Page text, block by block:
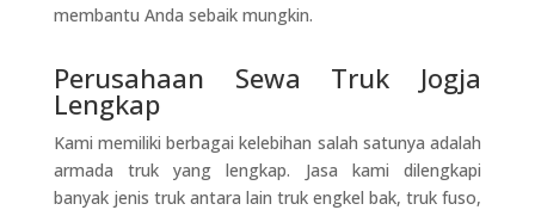
membantu Anda sebaik mungkin.
Perusahaan Sewa Truk Jogja
Lengkap
Kami memiliki berbagai kelebihan salah satunya adalah
armada truk yang lengkap. Jasa kami dilengkapi
banyak jenis truk antara lain truk engkel bak, truk fuso,